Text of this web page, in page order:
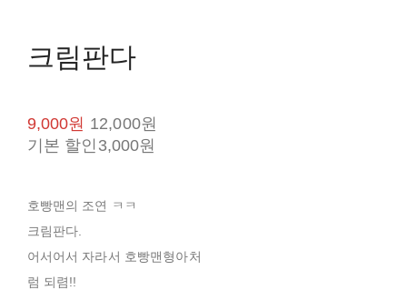
크림판다
9,000원 12,000원
기본 할인 3,000원
호빵맨의 조연 ㅋㅋ
크림판다.
어서어서 자라서 호빵맨형아처
럼 되렴!!